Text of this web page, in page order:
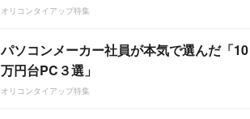
オリコンタイアップ特集
パソコンメーカー社員が本気で選んだ「10
万円台PC３選」
オリコンタイアップ特集